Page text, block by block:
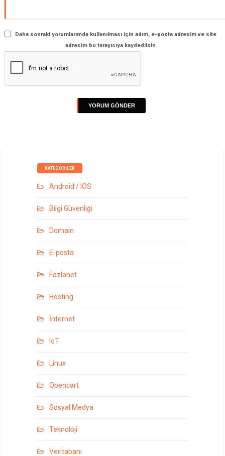
Daha sonraki yorumlarımda kullanılması için adım, e-posta adresim ve site
adresim bu tarayıcıya kaydedilsin.
KATEGORILER
Android / IOS
Bilgi Güvenliği
Domain
E-posta
Fazlanet
Hosting
İnternet
IoT
Linux
Opencart
Sosyal Medya
Teknoloji
Veritabanı